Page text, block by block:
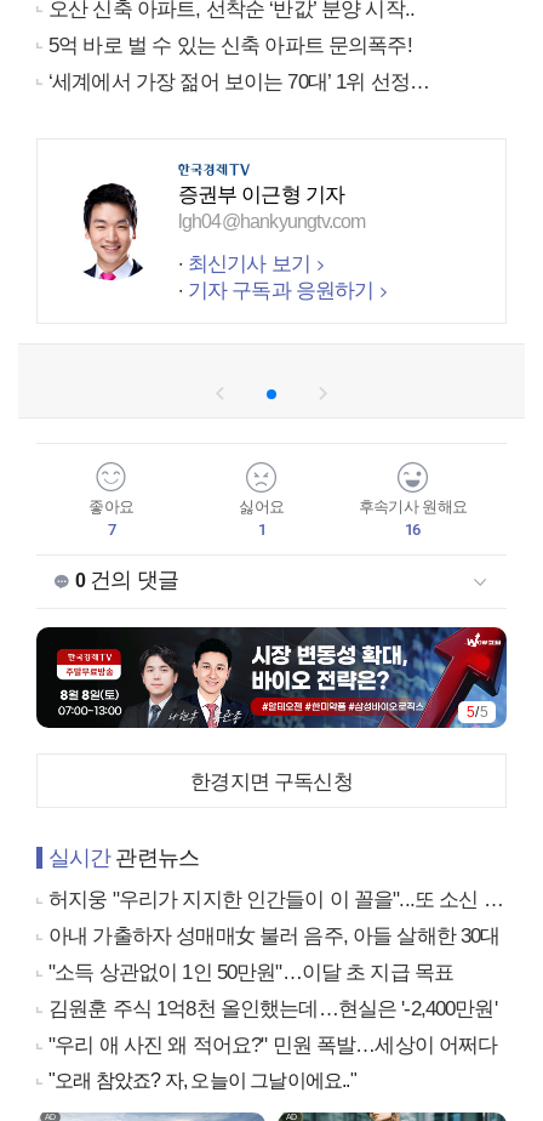
오산 신축 아파트, 선착순 ‘반값’ 분양 시작..
5억 바로 벌 수 있는 신축 아파트 문의폭주!
‘세계에서 가장 젊어 보이는 70대’ 1위 선정…
증권부 이근형 기자
lgh04@hankyungtv.com
최신기사 보기
기자 구독과 응원하기
좋아요
7
싫어요
1
후속기사 원해요
16
0건의 댓글
1/5
한경지면 구독신청
실시간관련뉴스
허지웅 "우리가 지지한 인간들이 이 꼴을"...또 소신 발언
아내 가출하자 성매매女 불러 음주, 아들 살해한 30대
"소득 상관없이 1인 50만원"…이달 초 지급 목표
김원훈 주식 1억8천 올인했는데…현실은 '-2,400만원'
"우리 애 사진 왜 적어요?" 민원 폭발…세상이 어쩌다
"오래 참았죠? 자, 오늘이 그날이에요.."